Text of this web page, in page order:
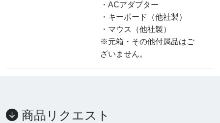
・ACアダプター
・キーボード（他社製）
・マウス（他社製）
※元箱・その他付属品はご
ざいません。
商品リクエスト